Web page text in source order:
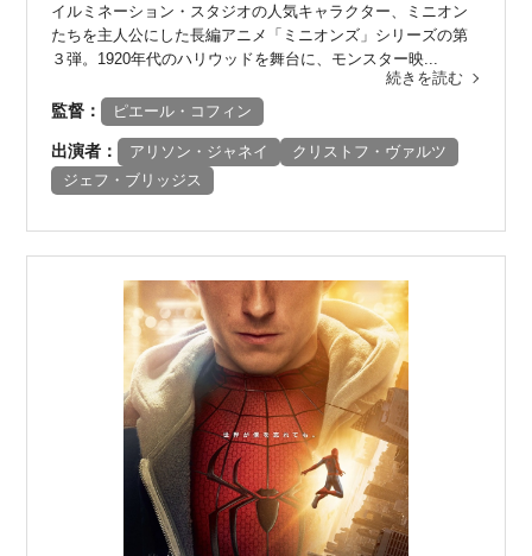
イルミネーション・スタジオの人気キャラクター、ミニオン
たちを主人公にした長編アニメ「ミニオンズ」シリーズの第
３弾。1920年代のハリウッドを舞台に、モンスター映...
続きを読む
監督： ピエール・コフィン
出演者： アリソン・ジャネイ
クリストフ・ヴァルツ
ジェフ・ブリッジス